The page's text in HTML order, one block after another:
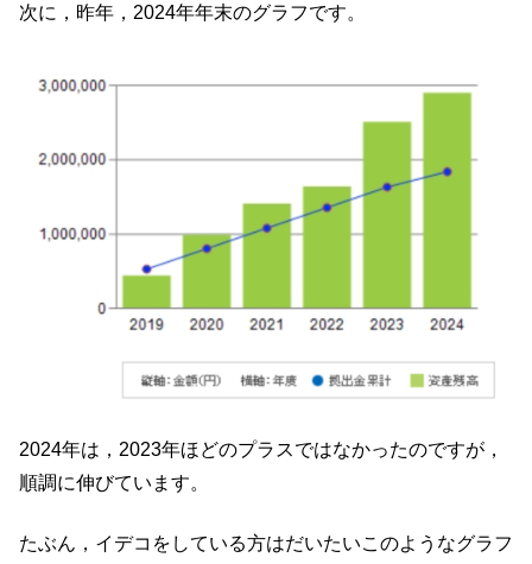
次に，昨年，2024年年末のグラフです。
2024年は，2023年ほどのプラスではなかったのですが，
順調に伸びています。
たぶん，イデコをしている方はだいたいこのようなグラフ